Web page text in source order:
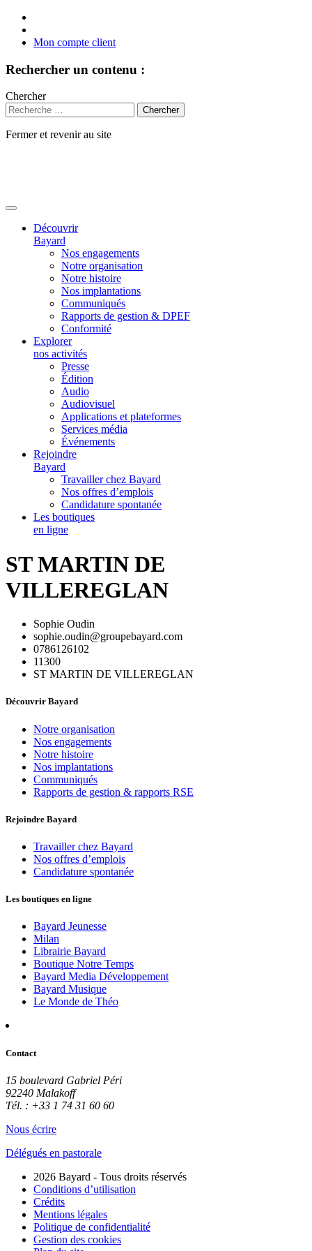
Mon compte client
Rechercher un contenu :
Chercher
Fermer et revenir au site
Découvrir
Bayard
Nos engagements
Notre organisation
Notre histoire
Nos implantations
Communiqués
Rapports de gestion & DPEF
Conformité
Explorer
nos activités
Presse
Édition
Audio
Audiovisuel
Applications et plateformes
Services média
Événements
Rejoindre
Bayard
Travailler chez Bayard
Nos offres d’emplois
Candidature spontanée
Les boutiques
en ligne
ST MARTIN DE
VILLEREGLAN
Sophie Oudin
sophie.oudin@groupebayard.com
0786126102
11300
ST MARTIN DE VILLEREGLAN
Découvrir Bayard
Notre organisation
Nos engagements
Notre histoire
Nos implantations
Communiqués
Rapports de gestion & rapports RSE
Rejoindre Bayard
Travailler chez Bayard
Nos offres d’emplois
Candidature spontanée
Les boutiques en ligne
Bayard Jeunesse
Milan
Librairie Bayard
Boutique Notre Temps
Bayard Media Développement
Bayard Musique
Le Monde de Théo
Contact
15 boulevard Gabriel Péri
92240 Malakoff
Tél. : +33 1 74 31 60 60
Nous écrire
Délégués en pastorale
2026 Bayard - Tous droits réservés
Conditions d’utilisation
Crédits
Mentions légales
Politique de confidentialité
Gestion des cookies